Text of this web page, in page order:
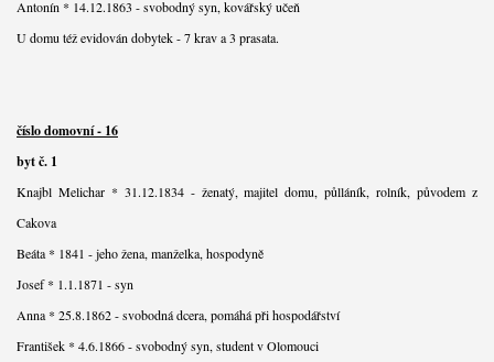
Antonín * 14.12.1863 - svobodný syn, kovářský učeň
U domu též evidován dobytek - 7 krav a 3 prasata.
číslo domovní - 16
byt č. 1
Knajbl Melichar * 31.12.1834 - ženatý, majitel domu, půlláník, rolník, původem z
Cakova
Beáta * 1841 - jeho žena, manželka, hospodyně
Josef * 1.1.1871 - syn
Anna * 25.8.1862 - svobodná dcera, pomáhá při hospodářství
František * 4.6.1866 - svobodný syn, student v Olomouci